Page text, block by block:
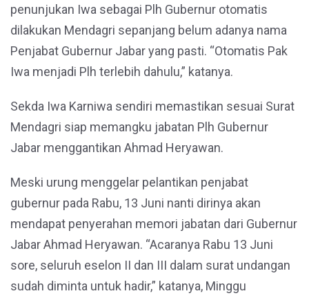
penunjukan Iwa sebagai Plh Gubernur otomatis
dilakukan Mendagri sepanjang belum adanya nama
Penjabat Gubernur Jabar yang pasti. “Otomatis Pak
Iwa menjadi Plh terlebih dahulu,” katanya.
Sekda Iwa Karniwa sendiri memastikan sesuai Surat
Mendagri siap memangku jabatan Plh Gubernur
Jabar menggantikan Ahmad Heryawan.
Meski urung menggelar pelantikan penjabat
gubernur pada Rabu, 13 Juni nanti dirinya akan
mendapat penyerahan memori jabatan dari Gubernur
Jabar Ahmad Heryawan. “Acaranya Rabu 13 Juni
sore, seluruh eselon II dan III dalam surat undangan
sudah diminta untuk hadir,” katanya, Minggu